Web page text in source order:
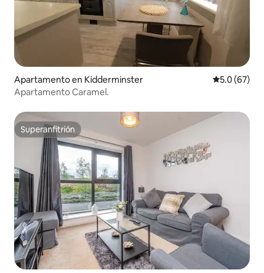
Apartamento en Kidderminster Calificación
5.0 (67)
Apartamento Caramel.
Superanfitrión
Superanfitrión